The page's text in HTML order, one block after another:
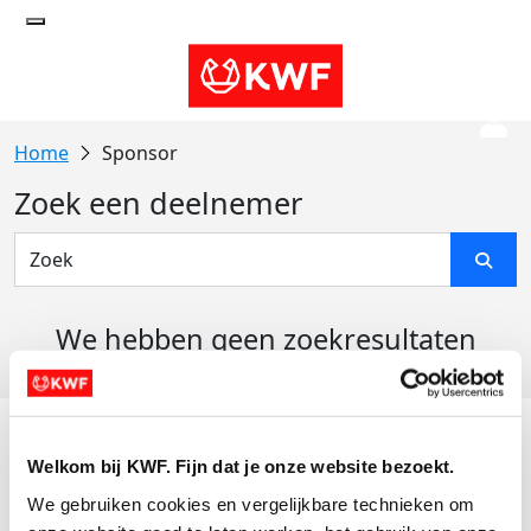
Welkom bij KWF. Fijn dat je onze website bezoekt.
We gebruiken cookies en vergelijkbare technieken om
Sponsor
Zoek een deelnemer
We hebben geen zoekresultaten
Actiematerialen
Evenementen